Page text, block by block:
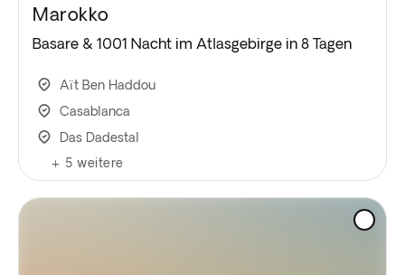
Marokko
Basare & 1001 Nacht im Atlasgebirge in 8 Tagen
Aït Ben Haddou
Casablanca
Das Dadestal
+ 5 weitere